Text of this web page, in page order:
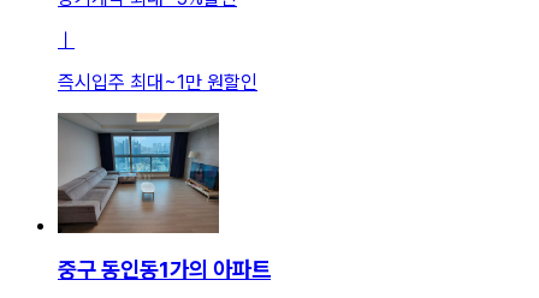
ㅣ
즉시입주 최대~1만 원할인
중구 동인동1가의 아파트